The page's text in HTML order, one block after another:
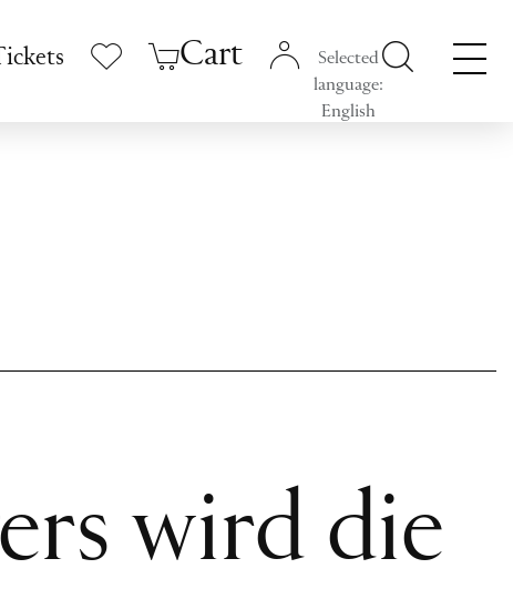
Cart
Selected
language:
English
wird die